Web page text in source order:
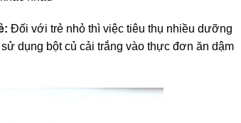
Đối với trẻ nhỏ thì việc tiêu thụ nhiều dưỡng
dụng bột củ cải trắng vào thực đơn ăn dậm